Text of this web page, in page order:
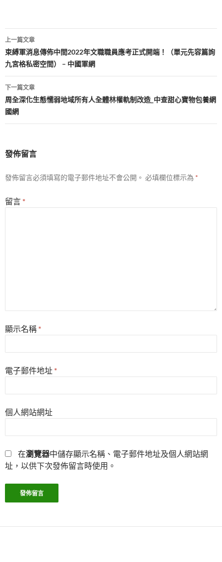
文
章
導
覽
上一篇文章
束縛軍消息傳佈中間2022年文職職員應考正式開端！（單元先容篇詢
九宮格私密空間） – 中國軍網
下一篇文章
周全深化生態懦弱地域所有人全體林權軌制改造_中查甜心寶物包養網
國網
發佈留言
發佈留言必須填寫的電子郵件地址不會公開。 必填欄位標示為 *
留言 *
顯示名稱 *
電子郵件地址 *
個人網站網址
在瀏覽器中儲存顯示名稱、電子郵件地址及個人網站網
址，以供下次發佈留言時使用。